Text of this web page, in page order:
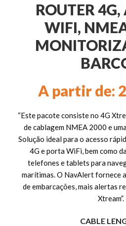
ROUTER
WIFI,
A partir de:
“Este pacote consiste no 4G
de cablagem NMEA 2000 e
Solução ideal para o acesso
4G e porta WiFi, bem como
telefones e tablets para
marítimas. O NavAlert fornece
de embarcações, mais alertas
Xtream”.
CABLE